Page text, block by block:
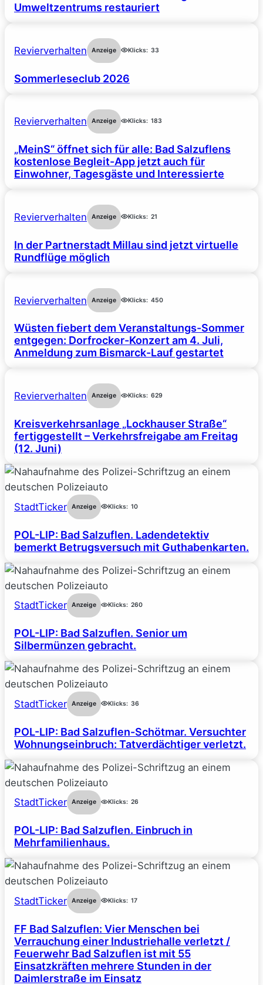
Umweltzentrums restauriert
Revierverhalten Anzeige Klicks: 33
Sommerleseclub 2026
Revierverhalten Anzeige Klicks: 183
„MeinS“ öffnet sich für alle: Bad Salzuflens
kostenlose Begleit-App jetzt auch für
Einwohner, Tagesgäste und Interessierte
Revierverhalten Anzeige Klicks: 21
In der Partnerstadt Millau sind jetzt virtuelle
Rundflüge möglich
Revierverhalten Anzeige Klicks: 450
Wüsten fiebert dem Veranstaltungs-Sommer
entgegen: Dorfrocker-Konzert am 4. Juli,
Anmeldung zum Bismarck-Lauf gestartet
Revierverhalten Anzeige Klicks: 629
Kreisverkehrsanlage „Lockhauser Straße“
fertiggestellt – Verkehrsfreigabe am Freitag
(12. Juni)
StadtTicker Anzeige Klicks: 10
POL-LIP: Bad Salzuflen. Ladendetektiv
bemerkt Betrugsversuch mit Guthabenkarten.
StadtTicker Anzeige Klicks: 260
POL-LIP: Bad Salzuflen. Senior um
Silbermünzen gebracht.
StadtTicker Anzeige Klicks: 36
POL-LIP: Bad Salzuflen-Schötmar. Versuchter
Wohnungseinbruch: Tatverdächtiger verletzt.
StadtTicker Anzeige Klicks: 26
POL-LIP: Bad Salzuflen. Einbruch in
Mehrfamilienhaus.
StadtTicker Anzeige Klicks: 17
FF Bad Salzuflen: Vier Menschen bei
Verrauchung einer Industriehalle verletzt /
Feuerwehr Bad Salzuflen ist mit 55
Einsatzkräften mehrere Stunden in der
Daimlerstraße im Einsatz